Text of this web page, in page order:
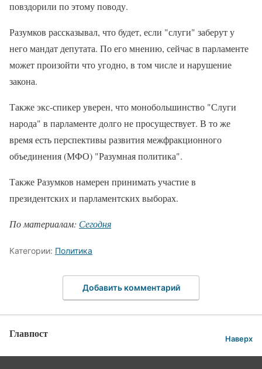
повздорили по этому поводу.
Разумков рассказывал, что будет, если "слуги" заберут у
него мандат депутата. По его мнению, сейчас в парламенте
может произойти что угодно, в том числе и нарушение
закона.
Также экс-спикер уверен, что монобольшинство "Слуги
народа" в парламенте долго не просуществует. В то же
время есть перспективы развития межфракционного
объединения (МФО) "Разумная политика".
Также Разумков намерен принимать участие в
президентских и парламентских выборах.
По материалам: Сегодня
Категории: Политика
Добавить комментарий
Главпост Наверх